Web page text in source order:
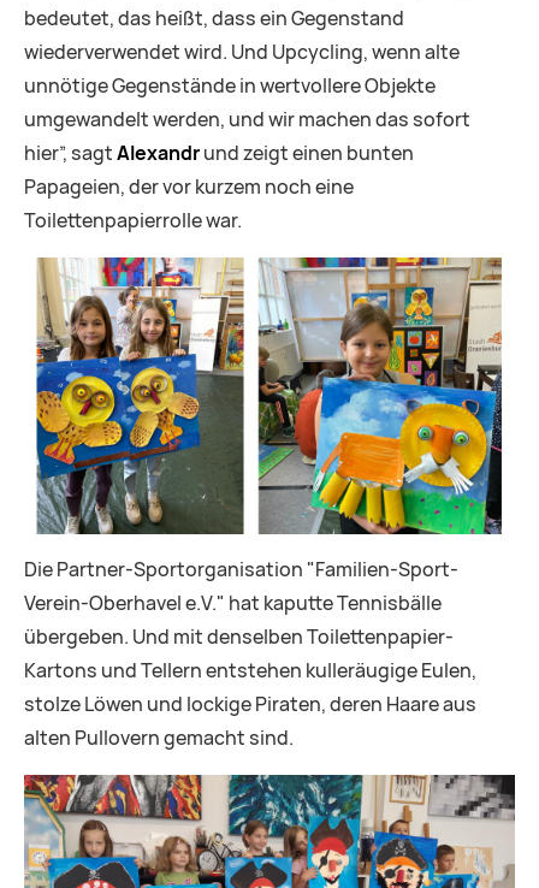
bedeutet, das heißt, dass ein Gegenstand
wiederverwendet wird. Und Upcycling, wenn alte
unnötige Gegenstände in wertvollere Objekte
umgewandelt werden, und wir machen das sofort
hier”, sagtAlexandrund zeigt einen bunten
Papageien, der vor kurzem noch eine
Toilettenpapierrolle war.
Die Partner-Sportorganisation "Familien-Sport-
Verein-Oberhavel e.V." hat kaputte Tennisbälle
übergeben. Und mit denselben Toilettenpapier-
Kartons und Tellern entstehen kulleräugige Eulen,
stolze Löwen und lockige Piraten, deren Haare aus
alten Pullovern gemacht sind.